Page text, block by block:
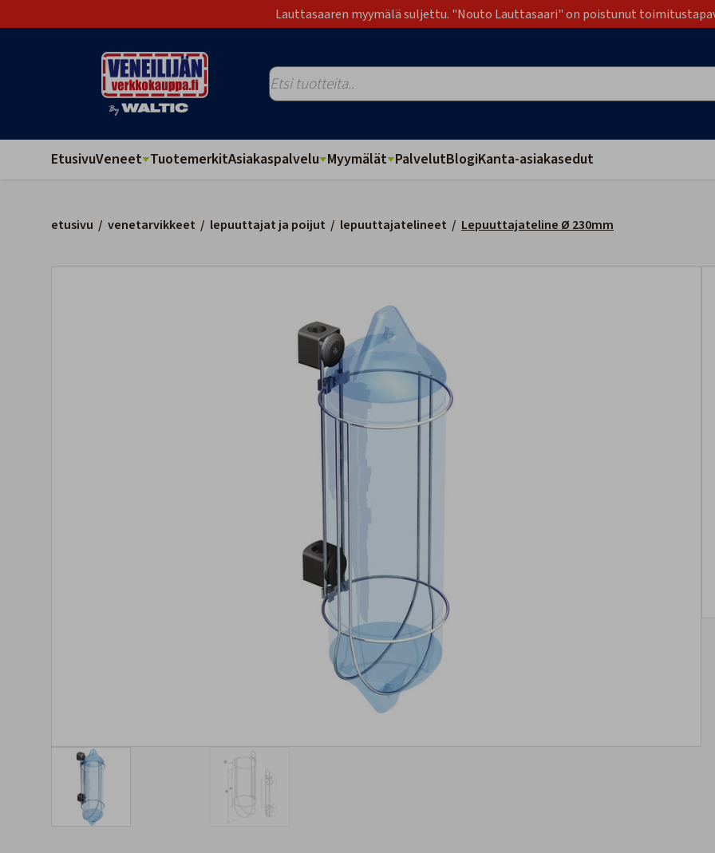
Lauttasaaren myymälä suljettu. "Nouto Lauttasaari" on poistunut
EtusivuVeneet TuotemerkitAsiakaspalvelu Myymälät PalvelutBlogiKanta-asiakasedut
etusivu / venetarvikkeet / lepuuttajat ja poijut / lepuuttajatelineet / Lepuuttajateline Ø 230mm